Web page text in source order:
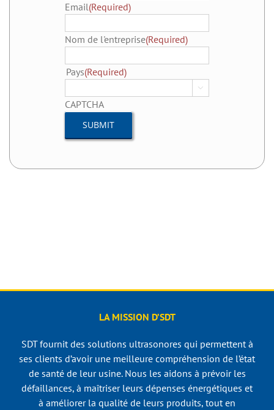
Email(Required)
Nom de l'entreprise(Required)
Pays(Required)

Country
CAPTCHA
LA MISSION D’SDT
SDT fournit des solutions ultrasonores qui permettent à
ses clients d’avoir une meilleure compréhension de l’état
de santé de leur usine. Nous les aidons à prévoir les
défaillances, à maîtriser leurs dépenses énergétiques et
à améliorer la qualité de leurs produits, tout en